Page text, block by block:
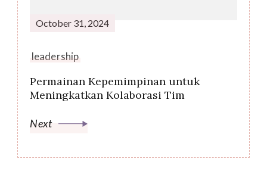
October 31, 2024
leadership
Permainan Kepemimpinan untuk
Meningkatkan Kolaborasi Tim
Next